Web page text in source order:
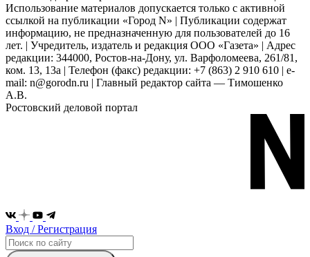
Использование материалов допускается только с активной
ссылкой на публикации «Город N» | Публикации содержат
информацию, не предназначенную для пользователей до 16
лет. | Учредитель, издатель и редакция ООО «Газета» | Адрес
редакции: 344000, Ростов-на-Дону, ул. Варфоломеева, 261/81,
ком. 13, 13а | Телефон (факс) редакции: +7 (863) 2 910 610 | e-
mail: n@gorodn.ru | Главный редактор сайта — Тимошенко
А.В.
Ростовский деловой портал
Вход / Регистрация